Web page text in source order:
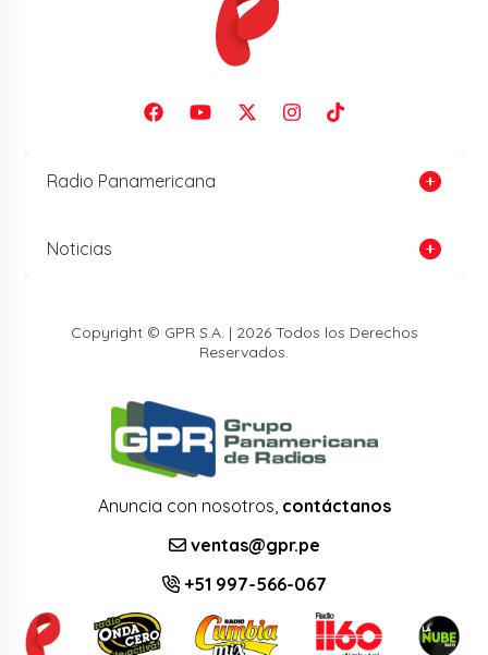
Radio Panamericana
Noticias
Copyright © GPR S.A. | 2026 Todos los Derechos
Reservados.
Anuncia con nosotros, contáctanos
ventas@gpr.pe
+51 997-566-067